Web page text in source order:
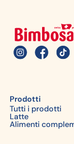
Prodotti
Tutti i prodotti
Latte
Alimenti